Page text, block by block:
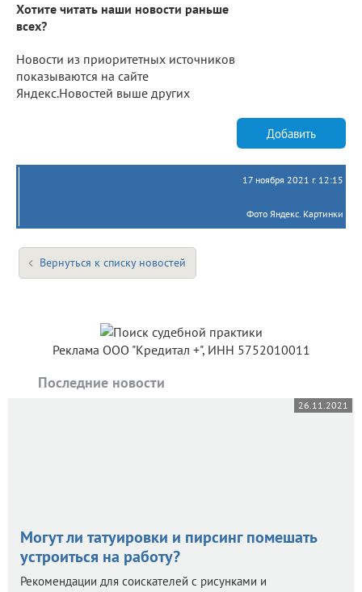
Хотите читать наши новости раньше
всех?
Новости из приоритетных источников
показываются на сайте
Яндекс.Новостей выше других
Добавить
17 ноября 2021 г. 12:15
Фото Яндекс. Картинки
Вернуться к списку новостей
Реклама ООО "Кредитал +", ИНН 5752010011
Последние новости
26.11.2021
Могут ли татуировки и пирсинг помешать
устроиться на работу?
Рекомендации для соискателей с рисунками и